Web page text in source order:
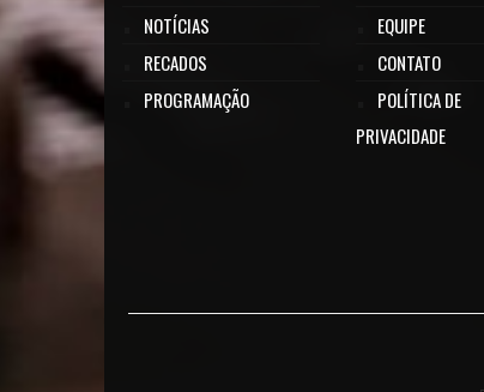
NOTÍCIAS
RECADOS
PROGRAMAÇÃO
EQUIPE
CONTATO
POLÍTICA DE
PRIVACIDADE